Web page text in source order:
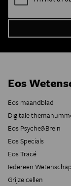
Eos
Eos maandblad
Digitale
Eos Psyche&Brein
Eos Specials
Eos Tracé
Iedereen
Grijze cellen